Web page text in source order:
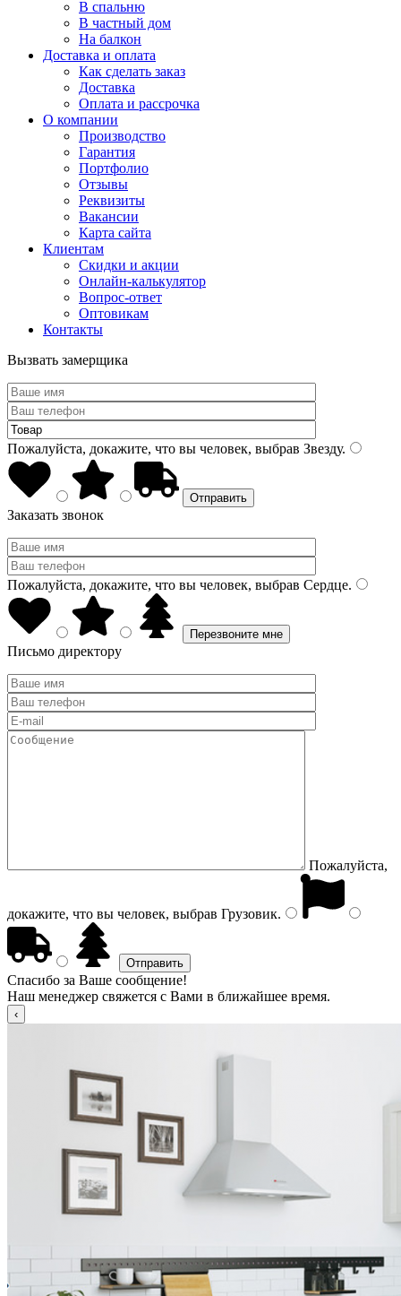
В спальню
В частный дом
На балкон
Доставка и оплата
Как сделать заказ
Доставка
Оплата и рассрочка
О компании
Производство
Гарантия
Портфолио
Отзывы
Реквизиты
Вакансии
Карта сайта
Клиентам
Скидки и акции
Онлайн-калькулятор
Вопрос-ответ
Оптовикам
Контакты
Вызвать замерщика
Пожалуйста, докажите, что вы человек, выбрав Звезду.
Заказать звонок
Пожалуйста, докажите, что вы человек, выбрав Сердце.
Письмо директору
Пожалуйста,
докажите, что вы человек, выбрав Грузовик.
Спасибо за Ваше сообщение!
Наш менеджер свяжется с Вами в ближайшее время.